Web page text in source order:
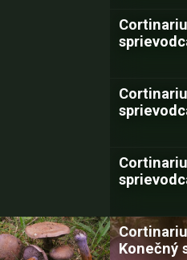
Konečný